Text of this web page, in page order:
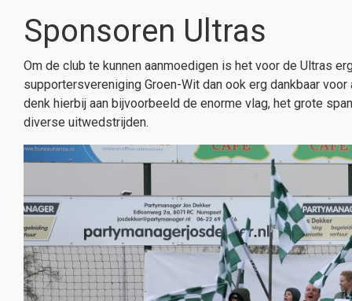
Sponsoren Ultras
Om de club te kunnen aanmoedigen is het voor de Ultras
supportersvereniging Groen-Wit dan ook erg dankbaar
denk hierbij aan bijvoorbeeld de enorme vlag, het grote
diverse uitwedstrijden.